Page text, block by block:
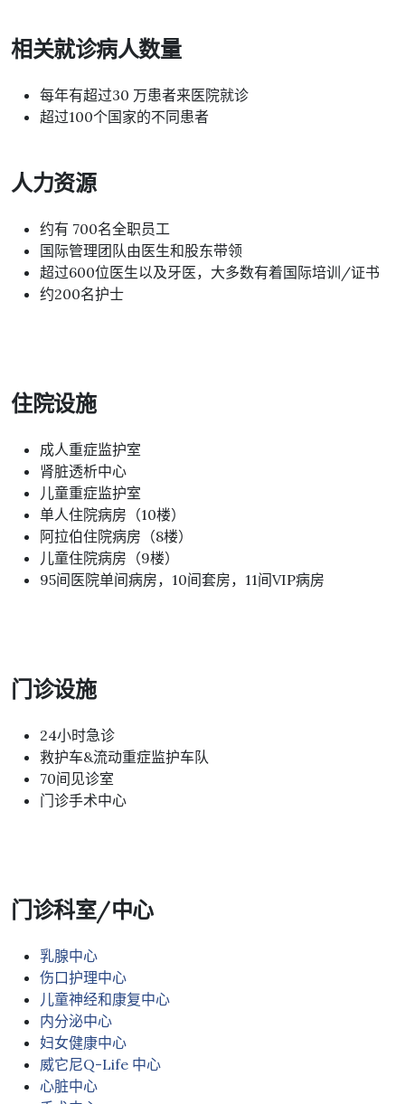
相关就诊病人数量
每年有超过30 万患者来医院就诊
超过100个国家的不同患者
人力资源
约有 700名全职员工
国际管理团队由医生和股东带领
超过600位医生以及牙医，大多数有着国际培训/证书
约200名护士
住院设施
成人重症监护室
肾脏透析中心
儿童重症监护室
单人住院病房（10楼）
阿拉伯住院病房（8楼）
儿童住院病房（9楼）
95间医院单间病房，10间套房，11间VIP病房
门诊设施
24小时急诊
救护车&流动重症监护车队
70间见诊室
门诊手术中心
门诊科室/中心
乳腺中心
伤口护理中心
儿童神经和康复中心
内分泌中心
妇女健康中心
威它尼Q-Life 中心
心脏中心